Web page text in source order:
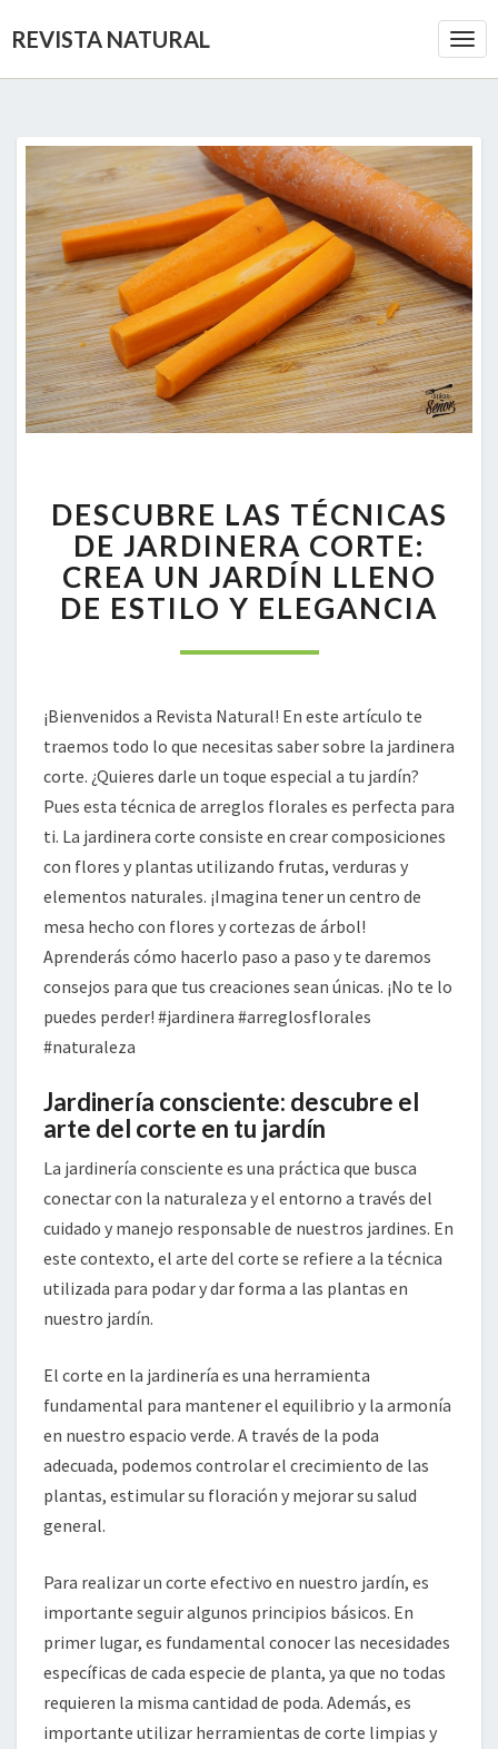
REVISTA NATURAL
LAS
TÉCNICAS
DE
JARDINERA
CORTE:
UN
LLENO
ESTILO
Y
ELEGANCIA
DESCUBRE LAS TÉCNICAS
DE JARDINERA CORTE:
CREA UN JARDÍN LLENO
DE ESTILO Y ELEGANCIA
¡Bienvenidos a Revista Natural! En este artículo te
traemos todo lo que necesitas saber sobre la jardinera
corte. ¿Quieres darle un toque especial a tu jardín?
Pues esta técnica de arreglos florales es perfecta para
ti. La jardinera corte consiste en crear composiciones
con flores y plantas utilizando frutas, verduras y
elementos naturales. ¡Imagina tener un centro de
mesa hecho con flores y cortezas de árbol!
Aprenderás cómo hacerlo paso a paso y te daremos
consejos para que tus creaciones sean únicas. ¡No te lo
puedes perder! #jardinera #arreglosflorales
#naturaleza
Jardinería consciente: descubre el
arte del corte en tu jardín
La jardinería consciente es una práctica que busca
conectar con la naturaleza y el entorno a través del
cuidado y manejo responsable de nuestros jardines. En
este contexto, el arte del corte se refiere a la técnica
utilizada para podar y dar forma a las plantas en
nuestro jardín.
El corte en la jardinería es una herramienta
fundamental para mantener el equilibrio y la armonía
en nuestro espacio verde. A través de la poda
adecuada, podemos controlar el crecimiento de las
plantas, estimular su floración y mejorar su salud
general.
Para realizar un corte efectivo en nuestro jardín, es
importante seguir algunos principios básicos. En
primer lugar, es fundamental conocer las necesidades
específicas de cada especie de planta, ya que no todas
requieren la misma cantidad de poda. Además, es
importante utilizar herramientas de corte limpias y